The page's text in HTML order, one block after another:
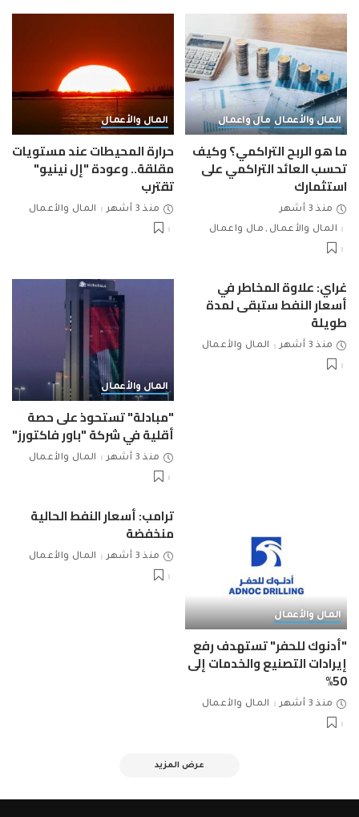
المال والأعمال مال واعمال
ما هو الربح التراكمي؟ وكيف
تحسب العائد التراكمي على
استثمارك
منذ 3 أشهر
المال والأعمال
مال واعمال
المال والأعمال
حرارة المحيطات عند مستويات
مقلقة.. وعودة "إل نينيو"
تقترب
منذ 3 أشهر المال والأعمال
غراي: علاوة المخاطر في
أسعار النفط ستبقى لمدة
طويلة
منذ 3 أشهر المال والأعمال
المال والأعمال
"مبادلة" تستحوذ على حصة
أقلية في شركة "باور فاكتورز"
منذ 3 أشهر المال والأعمال
المال والأعمال
"أدنوك للحفر" تستهدف رفع
إيرادات التصنيع والخدمات إلى
50%
منذ 3 أشهر المال والأعمال
ترامب: أسعار النفط الحالية
منخفضة
منذ 3 أشهر المال والأعمال
عرض المزيد